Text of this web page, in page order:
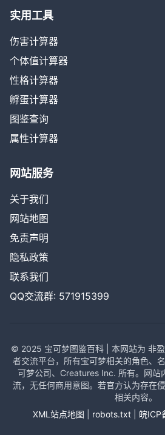
实用工具
伤害计算器
个体值计算器
性格计算器
孵蛋计算器
图鉴查询
属性计算器
网站服务
关于我们
网站地图
免责声明
隐私政策
联系我们
QQ交流群: 571915399
© 2025 宝可梦图鉴百科 | 本网站为 非
者交流平台，所有宝可梦相关的角色、
可梦公司、Creatures Inc. 所有。网站
流，无任何商用意图。若官方认为存在
相关内容。
XML站点地图
robots.txt 皖